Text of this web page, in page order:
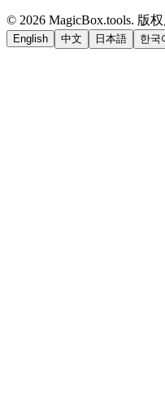
© 2026 MagicBox.tools. 版
English 中文 日本語 한국